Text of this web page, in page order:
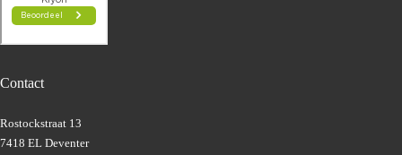
Contact
Rostockstraat 13
7418 EL Deventer